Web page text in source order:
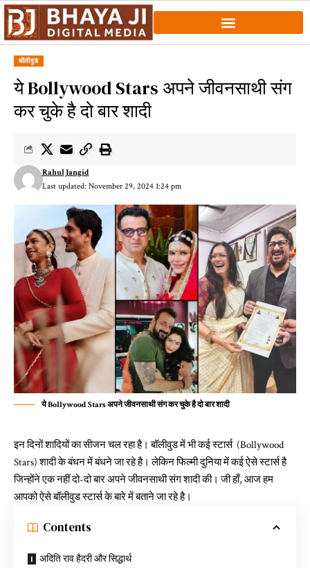
बॉलीवुड
ये Bollywood Stars अपने जीवनसाथी संग
कर चुके है दो बार शादी
Last updated: November 29, 2024 1:24 pm
Rahul Jangid
ये Bollywood Stars अपने जीवनसाथी संग कर चुके है दो बार शादी
इन दिनों शादियों का सीजन चल रहा है। बॉलीवुड में भी कई स्टार्स (Bollywood
Stars) शादी के बंधन में बंधने जा रहे है। लेकिन फिल्मी दुनिया में कई ऐसे स्टार्स है
जिन्होंने एक नहीं दो-दो बार अपने जीवनसाथी संग शादी की। जी हाँ, आज हम
आपको ऐसे बॉलीवुड स्टार्स के बारे में बताने जा रहे है।
Contents
अदिति राव हैदरी और सिद्धार्थ